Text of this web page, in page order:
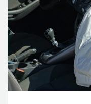
LA CCA-GE
NOS ACTIONS
CONTACT